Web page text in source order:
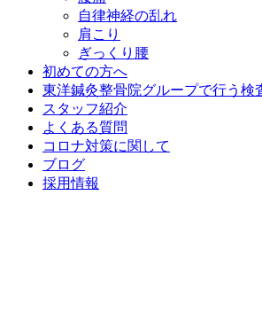
自律神経の乱れ
肩こり
ぎっくり腰
初めての方へ
東洋鍼灸整骨院グループで行う検
スタッフ紹介
よくある質問
コロナ対策に関して
ブログ
採用情報